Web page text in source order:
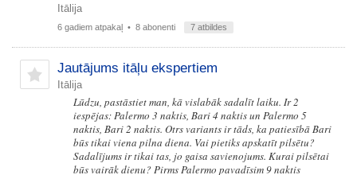
Itālija
6 gadiem atpakaļ • 8 abonenti 7 atbildes
Jautājums itāļu ekspertiem
Itālija
Lūdzu, pastāstiet man, kā vislabāk sadalīt laiku. Ir 2
iespējas: Palermo 3 naktis, Bari 4 naktis un Palermo 5
naktis, Bari 2 naktis. Otrs variants ir tāds, ka patiesībā Bari
būs tikai viena pilna diena. Vai pietiks apskatīt pilsētu?
Sadalījums ir tikai tas, jo gaisa savienojums. Kurai pilsētai
būs vairāk dienu? Pirms Palermo pavadīsim 9 naktis